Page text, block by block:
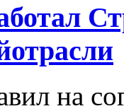
на